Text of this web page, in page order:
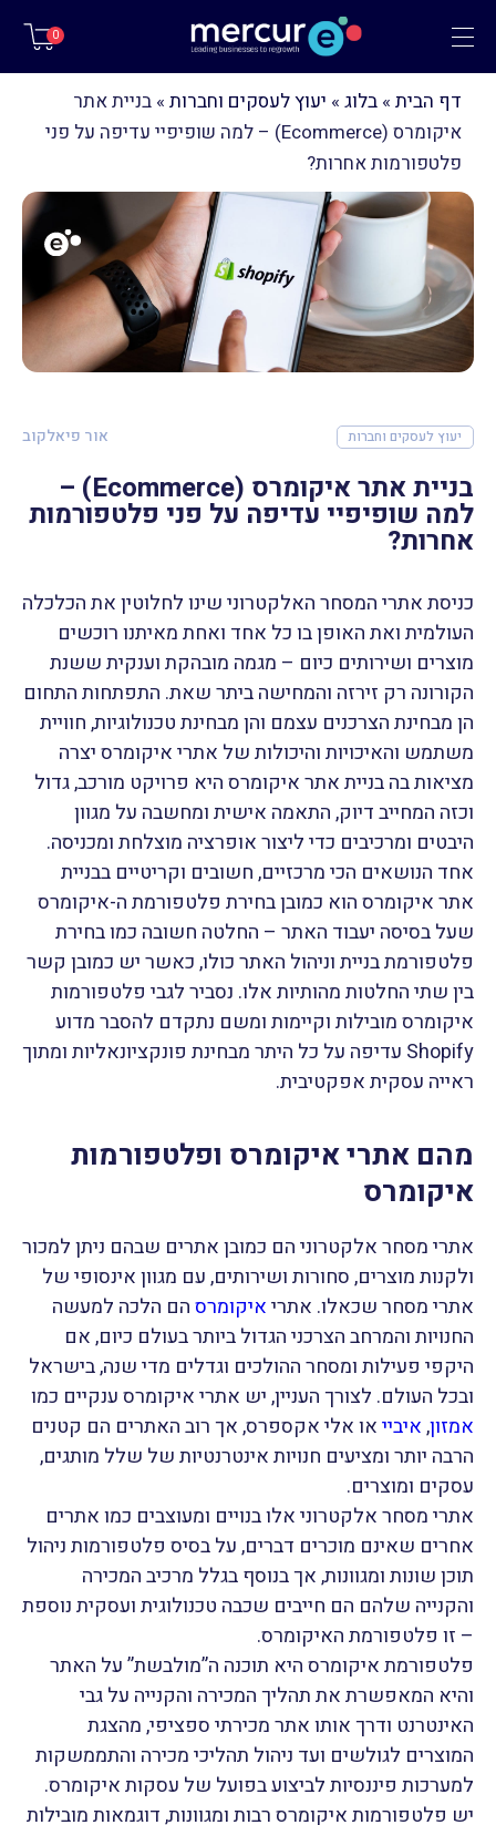
תפריט 0
דף הבית » בלוג » יעוץ לעסקים וחברות » בניית אתר
איקומרס (Ecommerce) – למה שופיפיי עדיפה על פני
פלטפורמות אחרות?
יעוץ לעסקים וחברות אור פיאלקוב
בניית אתר איקומרס (Ecommerce) –
למה שופיפיי עדיפה על פני פלטפורמות
אחרות?
כניסת אתרי המסחר האלקטרוני שינו לחלוטין את הכלכלה
העולמית ואת האופן בו כל אחד ואחת מאיתנו רוכשים
מוצרים ושירותים כיום – מגמה מובהקת וענקית ששנת
הקורונה רק זירזה והמחישה ביתר שאת. התפתחות התחום
הן מבחינת הצרכנים עצמם והן מבחינת טכנולוגיות, חוויית
משתמש והאיכויות והיכולות של אתרי איקומרס יצרה
מציאות בה בניית אתר איקומרס היא פרויקט מורכב, גדול
וכזה המחייב דיוק, התאמה אישית ומחשבה על מגוון
היבטים ומרכיבים כדי ליצור אופרציה מוצלחת ומכניסה.
אחד הנושאים הכי מרכזיים, חשובים וקריטיים בבניית
אתר איקומרס הוא כמובן בחירת פלטפורמת ה-איקומרס
שעל בסיסה יעבוד האתר – החלטה חשובה כמו בחירת
פלטפורמת בניית וניהול האתר כולו, כאשר יש כמובן קשר
בין שתי החלטות מהותיות אלו. נסביר לגבי פלטפורמות
איקומרס מובילות וקיימות ומשם נתקדם להסבר מדוע
Shopify עדיפה על כל היתר מבחינת פונקציונאליות ומתוך
ראייה עסקית אפקטיבית.
מהם אתרי איקומרס ופלטפורמות
איקומרס
אתרי מסחר אלקטרוני הם כמובן אתרים שבהם ניתן למכור
ולקנות מוצרים, סחורות ושירותים, עם מגוון אינסופי של
אתרי מסחר שכאלו. אתריאיקומרסהם הלכה למעשה
החנויות והמרחב הצרכני הגדול ביותר בעולם כיום, אם
היקפי פעילות ומסחר ההולכים וגדלים מדי שנה, בישראל
ובכל העולם. לצורך העניין, יש אתרי איקומרס ענקיים כמו
אמזון,איבייאו אלי אקספרס, אך רוב האתרים הם קטנים
הרבה יותר ומציעים חנויות אינטרנטיות של שלל מותגים,
עסקים ומוצרים.
אתרי מסחר אלקטרוני אלו בנויים ומעוצבים כמו אתרים
אחרים שאינם מוכרים דברים, על בסיס פלטפורמות ניהול
תוכן שונות ומגוונות, אך בנוסף בגלל מרכיב המכירה
והקנייה שלהם הם חייבים שכבה טכנולוגית ועסקית נוספת
– זו פלטפורמת האיקומרס.
פלטפורמת איקומרס היא תוכנה ה”מולבשת” על האתר
והיא המאפשרת את תהליך המכירה והקנייה על גבי
האינטרנט ודרך אותו אתר מכירתי ספציפי, מהצגת
המוצרים לגולשים ועד ניהול תהליכי מכירה והתממשקות
למערכות פיננסיות לביצוע בפועל של עסקות איקומרס.
יש פלטפורמות איקומרס רבות ומגוונות, דוגמאות מובילות